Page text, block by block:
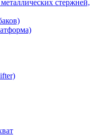
стержней,